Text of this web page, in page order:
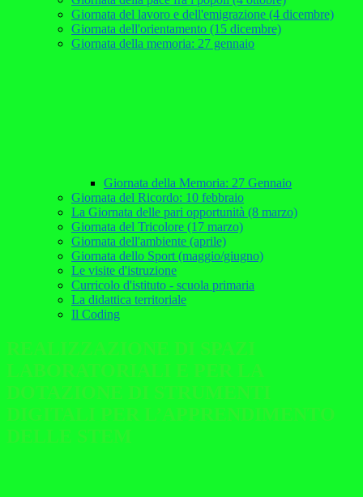
Giornata del lavoro e dell'emigrazione (4 dicembre)
Giornata dell'orientamento (15 dicembre)
Giornata della memoria: 27 gennaio
Giornata della Memoria: 27 Gennaio
Giornata del Ricordo: 10 febbraio
La Giornata delle pari opportunità (8 marzo)
Giornata del Tricolore (17 marzo)
Giornata dell'ambiente (aprile)
Giornata dello Sport (maggio/giugno)
Le visite d'istruzione
Curricolo d'istituto - scuola primaria
La didattica territoriale
Il Coding
REALIZZAZIONE DI SPAZI
LABORATORIALI E PER LA
DOTAZIONE DI STRUMENTI
DIGITALI PER L’APPRENDIMENTO
DELLE STEM